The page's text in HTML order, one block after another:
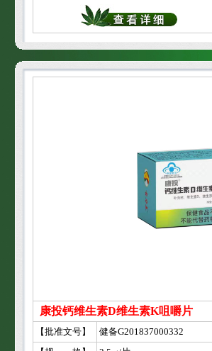
康投钙维生素D维生素K咀嚼片
【批准文号】
健备G201837000332